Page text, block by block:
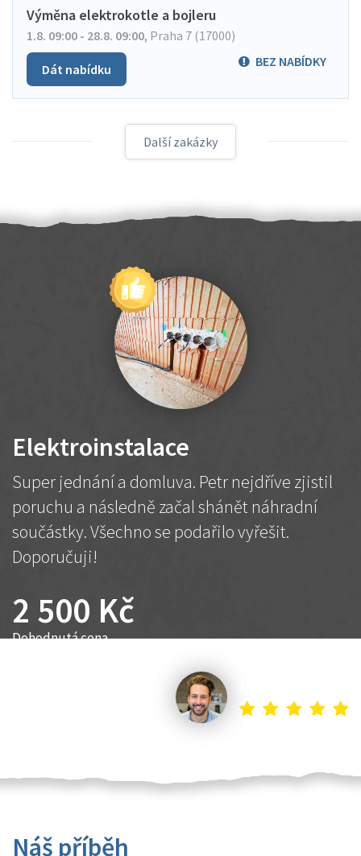
Výměna elektrokotle a bojleru
1.8. 09:00 - 28.8. 09:00, Praha 7 (17000)
BEZ NABÍDKY
Dát nabídku
Další zakázky
Elektroinstalace
Super jednání a domluva. Petr nejdříve zjistil
poruchu a následně začal shánět náhradní
součástky. Všechno se podařilo vyřešit.
Doporučuji!
2 500 Kč
Dohodnutá cena
Náš příběh